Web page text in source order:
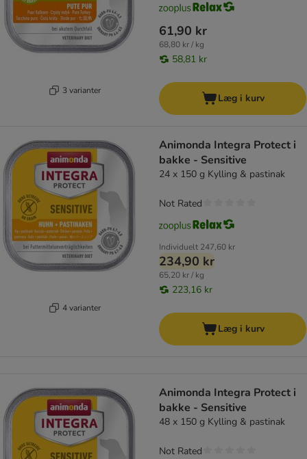
3 varianter
61,90 kr
68,80 kr / kg
58,81 kr
Læg i kurv
4 varianter
Animonda Integra Protect i
bakke - Sensitive
24 x 150 g Kylling & pastinak
Individuelt 247,60 kr
234,90 kr
65,20 kr / kg
223,16 kr
Not Rated
Læg i kurv
Animonda Integra Protect i
bakke - Sensitive
48 x 150 g Kylling & pastinak
Not Rated